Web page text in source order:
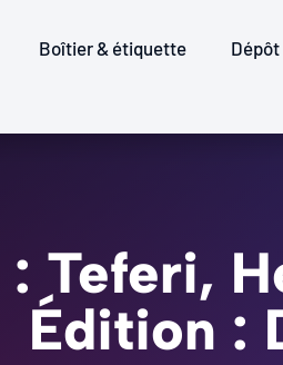
Boîtier & étiquette
Teferi,
Édition :